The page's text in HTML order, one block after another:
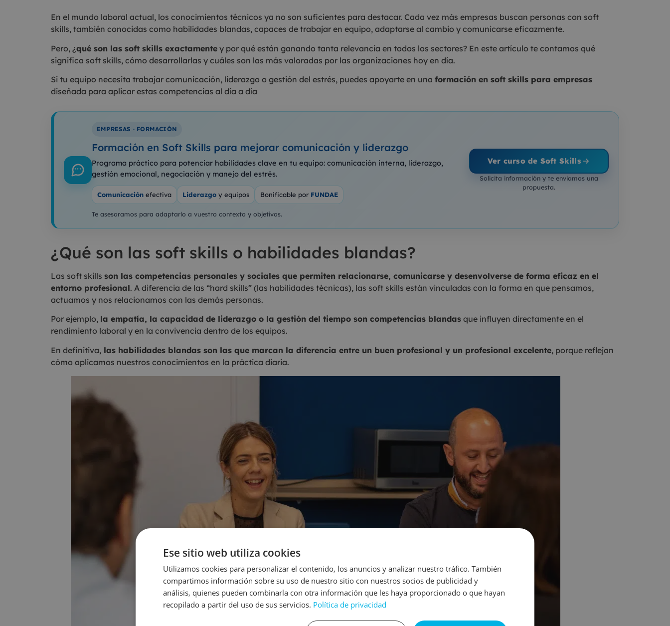
En el mundo laboral actual, los conocimientos técnicos ya no son suficientes para destacar. Cada vez más empresas buscan personas con soft
skills, también conocidas como habilidades blandas, capaces de trabajar en equipo, adaptarse al cambio y comunicarse eficazmente.
Pero, ¿qué son las soft skills exactamente y por qué están ganando tanta relevancia en todos los sectores? En este artículo te contamos qué
significa soft skills, cómo desarrollarlas y cuáles son las más valoradas por las organizaciones hoy en día.
Si tu equipo necesita trabajar comunicación, liderazgo o gestión del estrés, puedes apoyarte en una formación en soft skills para empresas
diseñada para aplicar estas competencias al día a día
EMPRESAS · FORMACIÓN
Formación en Soft Skills para mejorar comunicación y liderazgo
Programa práctico para potenciar habilidades clave en tu equipo: comunicación interna, liderazgo,
gestión emocional, negociación y manejo del estrés.
Comunicación efectiva Liderazgo y equipos Bonificable por FUNDAE
Te asesoramos para adaptarlo a vuestro contexto y objetivos.
Ver curso de Soft Skills
Solicita información y te enviamos una
propuesta.
¿Qué son las soft skills o habilidades blandas?
Las soft skills son las competencias personales y sociales que permiten relacionarse, comunicarse y desenvolverse de forma eficaz en el
entorno profesional. A diferencia de las “hard skills” (las habilidades técnicas), las soft skills están vinculadas con la forma en que pensamos,
actuamos y nos relacionamos con las demás personas.
Por ejemplo, la empatía, la capacidad de liderazgo o la gestión del tiempo son competencias blandas que influyen directamente en el
rendimiento laboral y en la convivencia dentro de los equipos.
En definitiva, las habilidades blandas son las que marcan la diferencia entre un buen profesional y un profesional excelente, porque reflejan
cómo aplicamos nuestros conocimientos en la práctica diaria.
Ese sitio web utiliza cookies
Utilizamos cookies para personalizar el contenido, los anuncios y analizar nuestro tráfico. También
compartimos información sobre su uso de nuestro sitio con nuestros socios de publicidad y
análisis, quienes pueden combinarla con otra información que les haya proporcionado o que hayan
recopilado a partir del uso de sus servicios. Política de privacidad